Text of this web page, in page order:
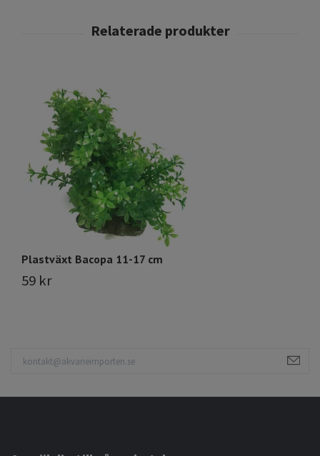
Plastväxt Bacopa 11-17 cm
59 kr